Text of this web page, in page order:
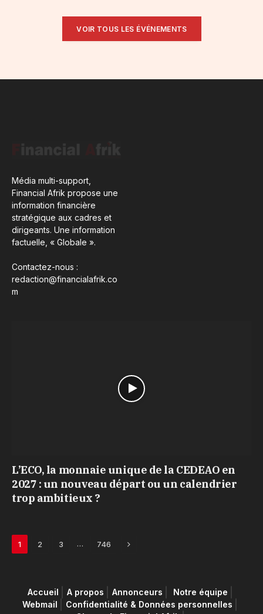
VOIR TOUS LES ÉVÉNEMENTS
Média multi-support,
Financial Afrik propose une
information financière
stratégique aux cadres et
dirigeants. Une information
factuelle, « Globale ».
Contactez-nous :
redaction@financialafrik.co
m
L’ECO, la monnaie unique de la CEDEAO en
2027 : un nouveau départ ou un calendrier
trop ambitieux ?
1 2 3 … 746 Next
Accueil A propos Annonceurs
Notre équipe
Webmail
Confidentialité & Données personnelles